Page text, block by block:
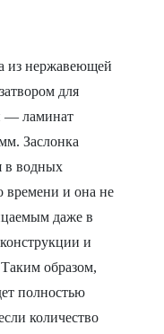
из нержавеющей
для
— ламинат
Заслонка
в водных
времени и она не
даже в
и
образом,
полностью
количество